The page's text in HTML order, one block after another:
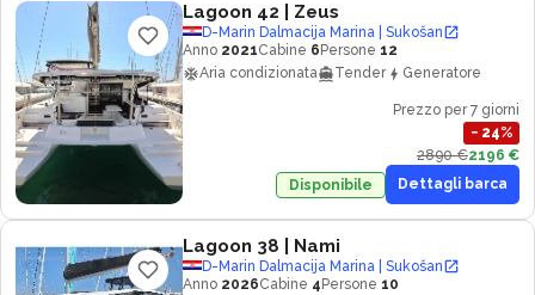
Lagoon 42 | Zeus
D-Marin Dalmacija Marina | Sukošan
Anno 2021Cabine 6 Persone 12
Aria condizionata
Tender Generatore
Prezzo per 7 giorni
− 24%
2890 €2196 €
Disponibile
Dettagli barca
Lagoon 38 | Nami
D-Marin Dalmacija Marina | Sukošan
Anno 2026Cabine 4 Persone 10